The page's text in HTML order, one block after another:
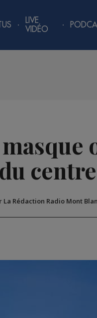
LIVE
VIDÉO
La Rédaction Radio Mont